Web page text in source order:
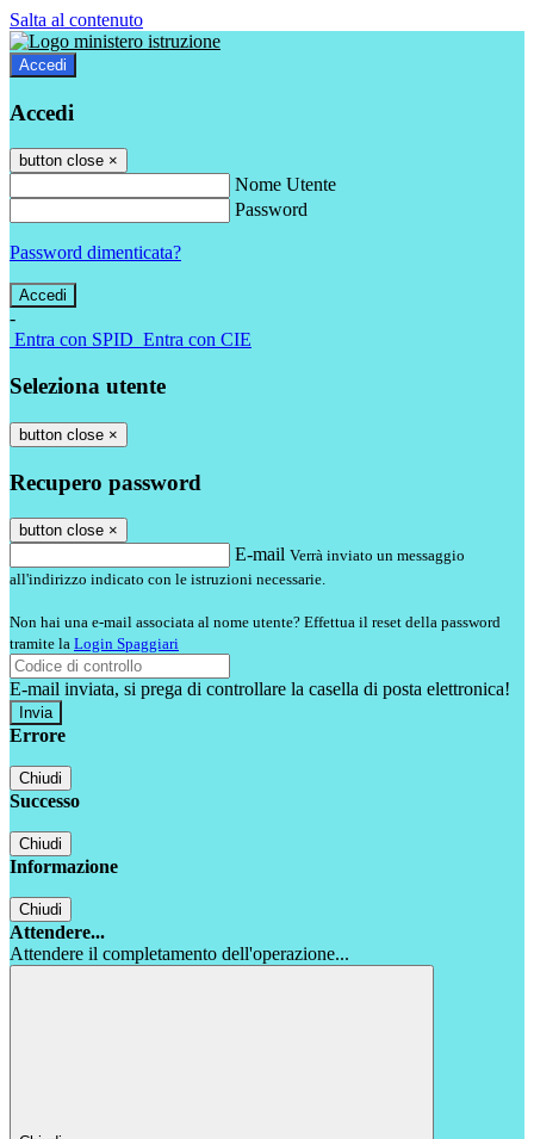
Salta al contenuto
Accedi
Accedi
button close ×
Nome Utente
Password
Password dimenticata?
-
Entra con SPID Entra con CIE
Seleziona utente
button close ×
Recupero password
button close ×
E-mail Verrà inviato un messaggio
all'indirizzo indicato con le istruzioni necessarie.
Non hai una e-mail associata al nome utente? Effettua il reset della password
tramite la Login Spaggiari
E-mail inviata, si prega di controllare la casella di posta elettronica!
Errore
Chiudi
Successo
Chiudi
Informazione
Chiudi
Attendere...
Attendere il completamento dell'operazione...